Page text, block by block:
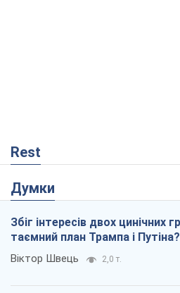
Rest
Думки
Збіг інтересів двох цинічних
таємний план Трампа і Путіна?
Віктор Швець 2,0 т.